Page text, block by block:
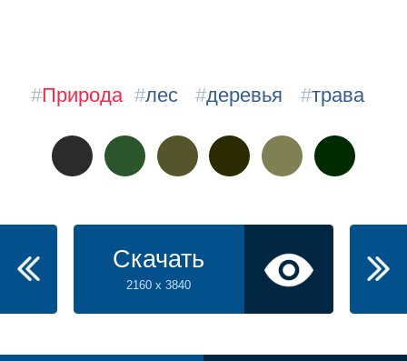
#Природа #лес #деревья #трава
Скачать
2160 x 3840